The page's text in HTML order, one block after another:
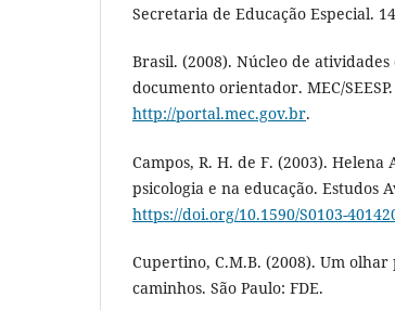
Secretaria de Educação Especial.
Brasil. (2008). Núcleo de
documento orientador. MEC/
http://portal.mec.gov.br.
Campos, R. H. de F. (2003).
psicologia e na educação. Estudos
https://doi.org/10.1590/S0103-
Cupertino, C.M.B. (2008). Um
caminhos. São Paulo: FDE.